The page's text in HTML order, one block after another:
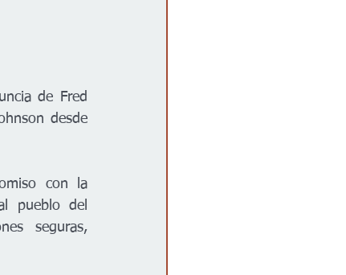
de Fred
desde
con la
pueblo del
seguras,